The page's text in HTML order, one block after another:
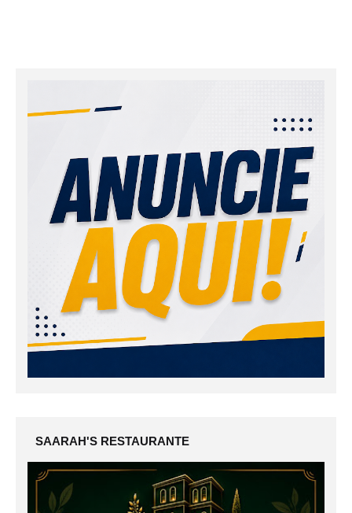
SAARAH'S RESTAURANTE